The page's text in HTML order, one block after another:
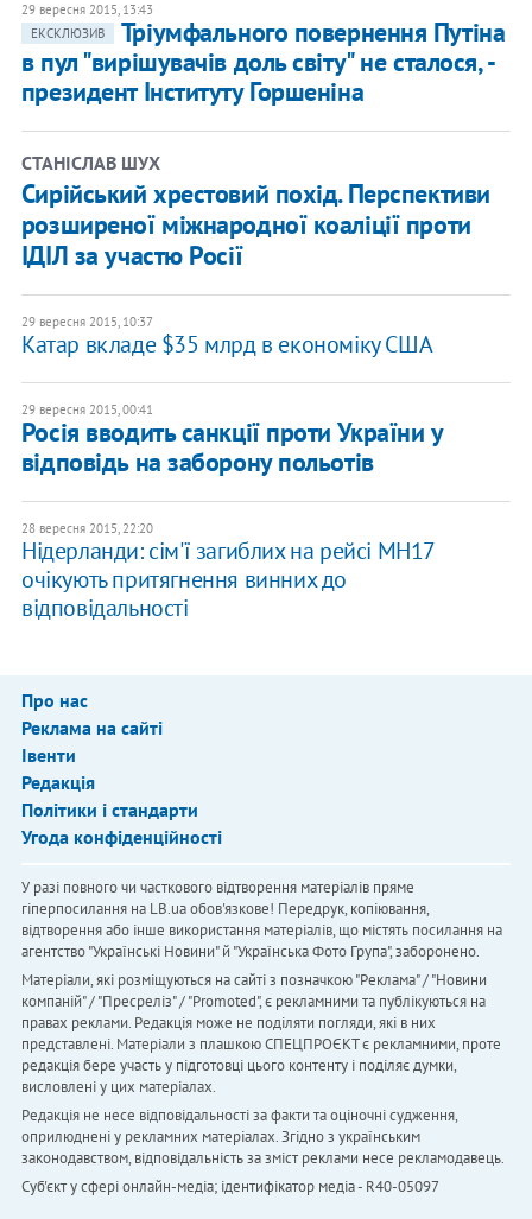
29 вересня 2015, 13:43
ЕКСКЛЮЗИВ
Тріумфального повернення Путіна
в пул "вирішувачів доль світу" не сталося, -
президент Інституту Горшеніна
СТАНІСЛАВ ШУХ
Сирійський хрестовий похід. Перспективи
розширеної міжнародної коаліції проти
ІДІЛ за участю Росії
29 вересня 2015, 10:37
Катар вкладе $35 млрд в економіку США
29 вересня 2015, 00:41
Росія вводить санкції проти України у
відповідь на заборону польотів
28 вересня 2015, 22:20
Нідерланди: сім'ї загиблих на рейсі MH17
очікують притягнення винних до
відповідальності
Про нас
Реклама на сайті
Івенти
Редакція
Політики і стандарти
Угода конфіденційності
У разі повного чи часткового відтворення матеріалів пряме
гіперпосилання на LB.ua обов'язкове! Передрук, копіювання,
відтворення або інше використання матеріалів, що містять посилання на
агентство "Українськi Новини" й "Українська Фото Група", заборонено.
Матеріали, які розміщуються на сайті з позначкою "Реклама" / "Новини
компаній" / "Пресреліз" / "Promoted", є рекламними та публікуються на
правах реклами. Редакція може не поділяти погляди, які в них
представлені. Матеріали з плашкою СПЕЦПРОЄКТ є рекламними, проте
редакція бере участь у підготовці цього контенту і поділяє думки,
висловлені у цих матеріалах.
Редакція не несе відповідальності за факти та оціночні судження,
оприлюднені у рекламних матеріалах. Згідно з українським
законодавством, відповідальність за зміст реклами несе рекламодавець.
Cуб'єкт у сфері онлайн-медіа; ідентифікатор медіа - R40-05097